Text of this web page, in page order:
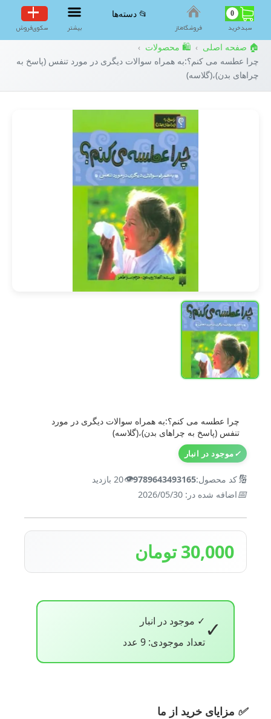
0
سبد‌خرید فروشگاه‌ناز
📂 دسته‌ها
بیشتر سکوی‌فروش
🏠 صفحه اصلی › 🛍️ محصولات ›
چرا عطسه می کنم؟:به همراه سوالات دیگری در مورد تنفس (پاسخ به
چراهای بدن)،(گلاسه)
چرا عطسه می کنم؟:به همراه سوالات دیگری در مورد
تنفس (پاسخ به چراهای بدن)،(گلاسه)
✓موجود در انبار
🔢کد محصول:9789643493165
👁️20 بازدید
📅اضافه شده در: 2026/05/30
30,000 تومان
✓ ✓ موجود در انبار
تعداد موجودی: 9 عدد
✅ مزایای خرید از ما